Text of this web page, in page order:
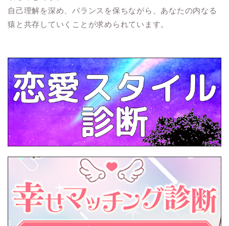
自己理解を深め、バランスを保ちながら、あなたの内なる
猿と共存していくことが求められています。